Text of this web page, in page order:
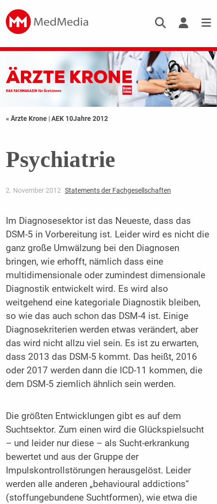
« Ärzte Krone |AEK 10Jahre 2012
Psychiatrie
2. November 2012 Statements der Fachgesellschaften
Im Diagnosesektor ist das Neueste, dass das
DSM-5 in Vorbereitung ist. Leider wird es nicht die
ganz große Umwälzung bei den Diagnosen
bringen, wie erhofft, nämlich dass eine
multidimensionale oder zumindest dimensionale
Diagnostik entwickelt wird. Es wird also
weitgehend eine kategoriale Diagnostik bleiben,
so wie das auch schon das DSM-4 ist. Einige
Diagnosekriterien werden etwas verändert, aber
das wird nicht allzu viel sein. Es ist zu erwarten,
dass 2013 das DSM-5 kommt. Das heißt, 2016
oder 2017 werden dann die ICD-11 kommen, die
dem DSM-5 ziemlich ähnlich sein werden.
Die größten Entwicklungen gibt es auf dem
Suchtsektor. Zum einen wird die Glückspielsucht
– und leider nur diese – als Sucht-erkrankung
bewertet und aus der Gruppe der
Impulskontrollstörungen herausgelöst. Leider
werden alle anderen „behavioural addictions“
(stoffungebundene Suchtformen), wie etwa die